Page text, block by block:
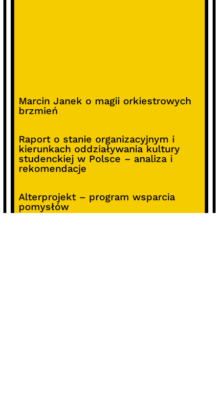
Marcin Janek o magii orkiestrowych
brzmień
Raport o stanie organizacyjnym i
kierunkach oddziaływania kultury
studenckiej w Polsce – analiza i
rekomendacje
Alterprojekt – program wsparcia
pomysłów